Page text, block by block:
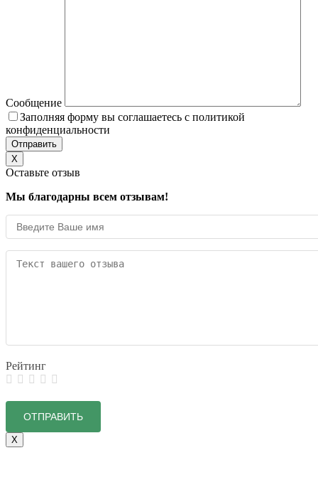
Сообщение
Заполняя форму вы соглашаетесь с политикой
конфиденциальности
X
Оставьте отзыв
Мы благодарны всем отзывам!
Рейтинг
X